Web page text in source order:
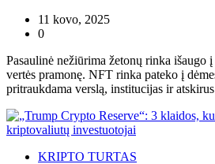
11 kovo, 2025
0
Pasaulinė nežiūrima žetonų rinka
vertės pramonę. NFT rinka pateko į
pritraukdama verslą, institucijas ir
KRIPTO TURTAS